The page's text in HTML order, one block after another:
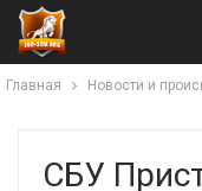
Главная Новости и
СБУ